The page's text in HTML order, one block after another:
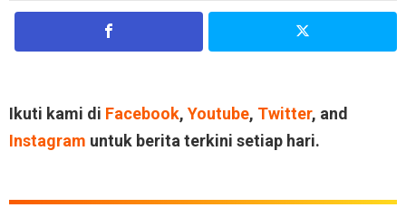
Ikuti kami di Facebook, Youtube, Twitter, and
Instagram untuk berita terkini setiap hari.